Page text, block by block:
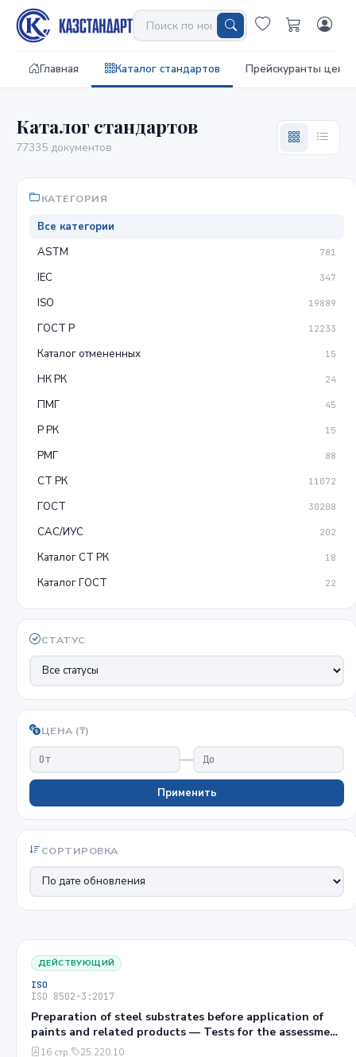
Главная Каталог стандартов Прейскуранты цен
Каталог стандартов
77335 документов
КАТЕГОРИЯ
Все категории
ASTM
781
IEC 347
ISO 19889
ГОСТ Р 12233
Каталог отмененных 15
НК РК 24
ПМГ 45
Р РК 15
РМГ 88
СТ РК 11072
ГОСТ 30208
САС/ИУС 202
Каталог СТ РК 18
Каталог ГОСТ 22
СТАТУС
ЦЕНА (₸)
—
Применить
СОРТИРОВКА
ДЕЙСТВУЮЩИЙ
ISO
ISO 8502-3:2017
Preparation of steel substrates before application of
paints and related products — Tests for the assessment
of surface cleanliness — Part 3: Assessment of dust on
16 стр. 25.220.10